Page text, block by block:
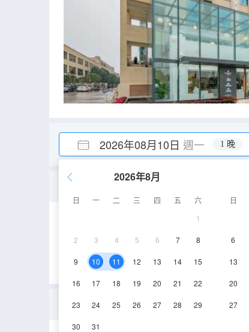
2026年08月10日 週一 1 晚
2026年8月
日 一 二 三 四 五
六
1
2 3 4 5 6 7 8
9 10 11 12 13 14 15
16 17 18 19 20 21 22
23 24 25 26 27 28 29
30 31
日
6
13
20
27
朗景·輕奢雙床房